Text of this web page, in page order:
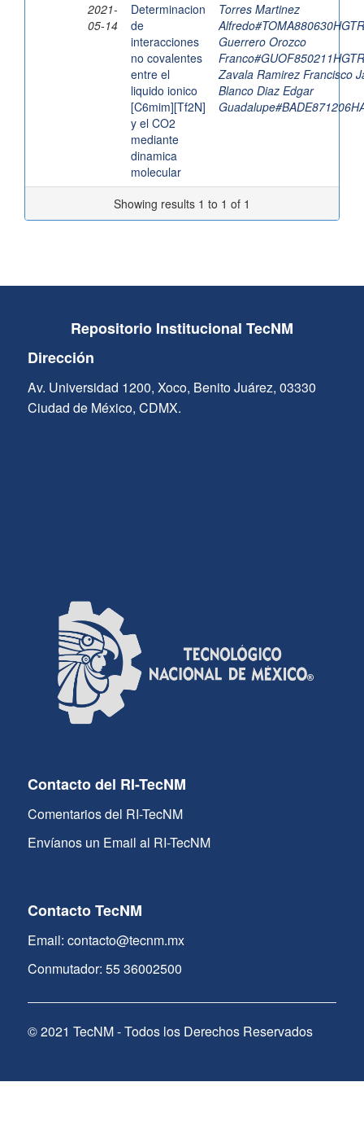
2021-
05-14
Determinacion
de
interacciones
no covalentes
entre el
liquido ionico
[C6mim][Tf2N]
y el CO2
mediante
dinamica
molecular
Torres Martinez
Guerrero Orozco
Zavala Ramirez Francisco
Blanco Diaz Edgar
Showing results 1 to 1 of 1
Repositorio Institucional TecNM
Dirección
Av. Universidad 1200, Xoco, Benito Juárez, 03330
Ciudad de México, CDMX.
Contacto del RI-TecNM
Comentarios del RI-TecNM
Envíanos un Email al RI-TecNM
Contacto TecNM
Email: contacto@tecnm.mx
Conmutador: 55 36002500
© 2021 TecNM - Todos los Derechos Reservados